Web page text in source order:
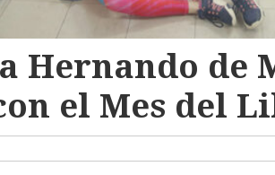
Hernando de
el Mes del